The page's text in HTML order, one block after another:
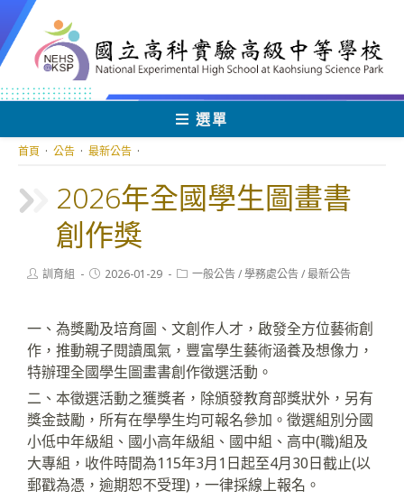
轉
至
要
容
選單
2026年全國學生圖畫書
創作獎
首頁 · 公告 · 最新公告 ·
Post訓育組
Post2026-01-29
Post一般公告/學務處公告/最新公告
一、為獎勵及培育圖、文創作人才，啟發全方位藝術創
作，推動親子閱讀風氣，豐富學生藝術涵養及想像力，
特辦理全國學生圖畫書創作徵選活動。
二、本徵選活動之獲獎者，除頒發教育部獎狀外，另有
獎金鼓勵，所有在學學生均可報名參加。徵選組別分國
小低中年級組、國小高年級組、國中組、高中(職)組及
大專組，收件時間為115年3月1日起至4月30日截止(以
郵戳為憑，逾期恕不受理)，一律採線上報名。